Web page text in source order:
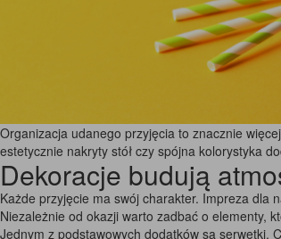
Organizacja udanego przyjęcia to znacznie
estetycznie nakryty stół czy spójna kolorystyka
Dekoracje budują
Każde przyjęcie ma swój charakter. Impreza dla
Niezależnie od okazji warto zadbać o elementy,
Jednym z podstawowych dodatków są serwetki.